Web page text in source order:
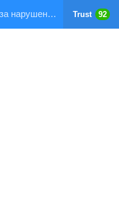
Trust 92
Страница заблокирована по требованию Роскомнадзора или из-за нарушения правил хостинга!